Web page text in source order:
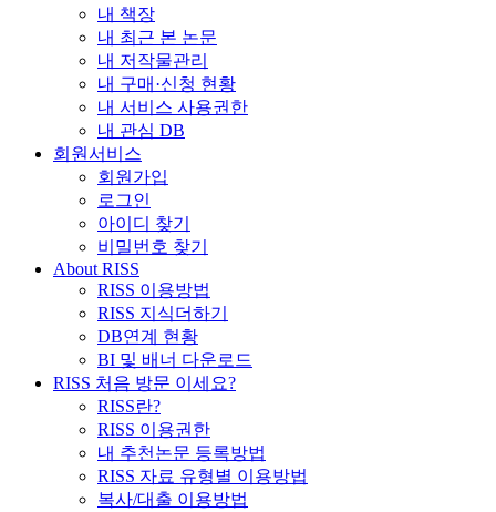
내 책장
내 최근 본 논문
내 저작물관리
내 구매·신청 현황
내 서비스 사용권한
내 관심 DB
회원서비스
회원가입
로그인
아이디 찾기
비밀번호 찾기
About RISS
RISS 이용방법
RISS 지식더하기
DB연계 현황
BI 및 배너 다운로드
RISS 처음 방문 이세요?
RISS란?
RISS 이용권한
내 추천논문 등록방법
RISS 자료 유형별 이용방법
복사/대출 이용방법